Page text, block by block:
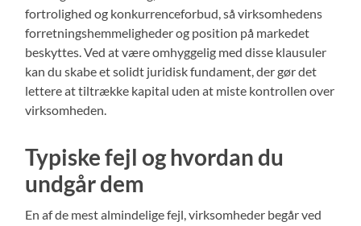
fortrolighed og konkurrenceforbud, så virksomhedens
forretningshemmeligheder og position på markedet
beskyttes. Ved at være omhyggelig med disse klausuler
kan du skabe et solidt juridisk fundament, der gør det
lettere at tiltrække kapital uden at miste kontrollen over
virksomheden.
Typiske fejl og hvordan du
undgår dem
En af de mest almindelige fejl, virksomheder begår ved